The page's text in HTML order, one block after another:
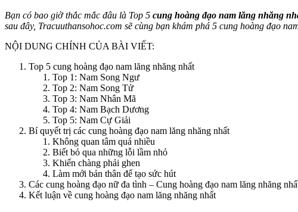
Bạn có bao giờ thắc mắc đâu là Top 5 cung hoàng đạo nam lăng nhăng
sau đây, Tracuuthansohoc.com sẽ cùng bạn khám phá 5 cung hoàng đạo
NỘI DUNG CHÍNH CỦA BÀI VIẾT:
Top 5 cung hoàng đạo nam lăng nhăng nhất
Top 1: Nam Song Ngư
Top 2: Nam Song Tử
Top 3: Nam Nhân Mã
Top 4: Nam Bạch Dương
Top 5: Nam Cự Giải
Bí quyết trị các cung hoàng đạo nam lăng nhăng nhất
Không quan tâm quá nhiều
Biết bỏ qua những lỗi lầm nhỏ
Khiến chàng phải ghen
Làm mới bản thân để tạo sức hút
Các cung hoàng đạo nữ đa tình – Cung hoàng đạo nam lăng nhăng
Kết luận về cung hoàng đạo nam lăng nhăng nhất